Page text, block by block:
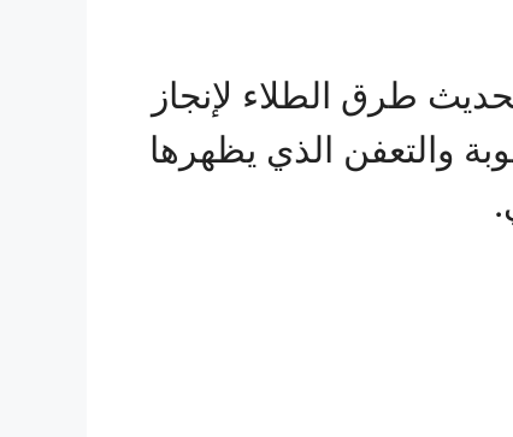
طرق الطلاء لإنجاز
والتعفن الذي يظهرها